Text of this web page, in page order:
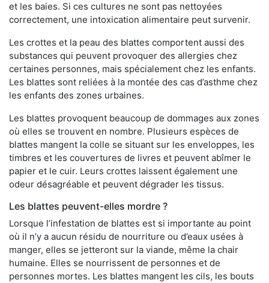
et les baies. Si ces cultures ne sont pas nettoyées
correctement, une intoxication alimentaire peut survenir.
Les crottes et la peau des blattes comportent aussi des
substances qui peuvent provoquer des allergies chez
certaines personnes, mais spécialement chez les enfants.
Les blattes sont reliées à la montée des cas d’asthme chez
les enfants des zones urbaines.
Les blattes provoquent beaucoup de dommages aux zones
où elles se trouvent en nombre. Plusieurs espèces de
blattes mangent la colle se situant sur les enveloppes, les
timbres et les couvertures de livres et peuvent abîmer le
papier et le cuir. Leurs crottes laissent également une
odeur désagréable et peuvent dégrader les tissus.
Les blattes peuvent-elles mordre ?
Lorsque l’infestation de blattes est si importante au point
où il n’y a aucun résidu de nourriture ou d’eaux usées à
manger, elles se jetteront sur la viande, même la chair
humaine. Elles se nourrissent de personnes et de
personnes mortes. Les blattes mangent les cils, les bouts